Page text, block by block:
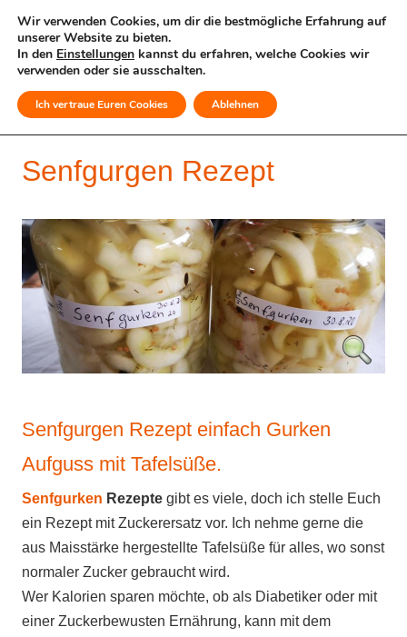
MENÜ
Senfgurgen Rezept
Senfgurgen Rezept einfach Gurken
Aufguss mit Tafelsüße.
Senfgurken Rezepte gibt es viele, doch ich stelle Euch
ein Rezept mit Zuckerersatz vor. Ich nehme gerne die
aus Maisstärke hergestellte Tafelsüße für alles, wo sonst
normaler Zucker gebraucht wird.
Wer Kalorien sparen möchte, ob als Diabetiker oder mit
einer Zuckerbewusten Ernährung, kann mit dem
Wir verwenden Cookies, um dir die bestmögliche Erfahrung auf
unserer Website zu bieten.
In den Einstellungen kannst du erfahren, welche Cookies wir
verwenden oder sie ausschalten.
Ich vertraue Euren Cookies Ablehnen